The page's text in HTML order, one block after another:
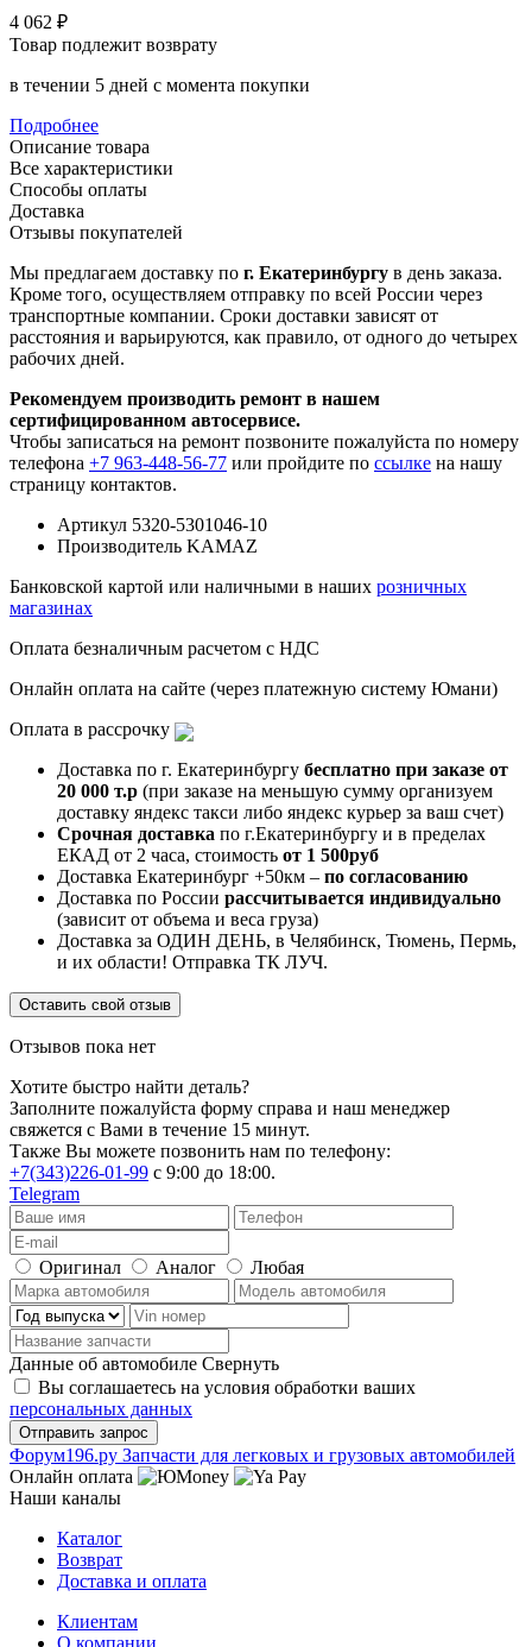
4 062 ₽
Товар подлежит возврату
в течении 5 дней с момента покупки
Подробнее
Описание товара
Все характеристики
Способы оплаты
Доставка
Отзывы покупателей
Мы предлагаем доставку по г. Екатеринбургу в день заказа.
Кроме того, осуществляем отправку по всей России через
транспортные компании. Сроки доставки зависят от
расстояния и варьируются, как правило, от одного до четырех
рабочих дней.
Рекомендуем производить ремонт в нашем
сертифицированном автосервисе.
Чтобы записаться на ремонт позвоните пожалуйста по номеру
телефона +7 963-448-56-77 или пройдите по ссылке на нашу
страницу контактов.
Артикул 5320-5301046-10
Производитель KAMAZ
Банковской картой или наличными в наших розничных
магазинах
Оплата безналичным расчетом с НДС
Онлайн оплата на сайте (через платежную систему Юмани)
Оплата в рассрочку
Доставка по г. Екатеринбургу бесплатно при заказе от
20 000 т.р (при заказе на меньшую сумму организуем
доставку яндекс такси либо яндекс курьер за ваш счет)
Срочная доставка по г.Екатеринбургу и в пределах
ЕКАД от 2 часа, стоимость от 1 500руб
Доставка Екатеринбург +50км – по согласованию
Доставка по России рассчитывается индивидуально
(зависит от объема и веса груза)
Доставка за ОДИН ДЕНЬ, в Челябинск, Тюмень, Пермь,
и их области! Отправка ТК ЛУЧ.
Оставить свой отзыв
Отзывов пока нет
Хотите быстро найти деталь?
Заполните пожалуйста форму справа и наш менеджер
свяжется с Вами в течение 15 минут.
Также Вы можете позвонить нам по телефону:
+7(343)226-01-99 с 9:00 до 18:00.
Telegram
Оригинал Аналог Любая
Данные об автомобиле Свернуть
Вы соглашаетесь на условия обработки ваших
персональных данных
Фoрум196.ру Запчасти для легковых и грузовых автомобилей
Онлайн оплата
Наши каналы
Каталог
Возврат
Доставка и оплата
Клиентам
О компании